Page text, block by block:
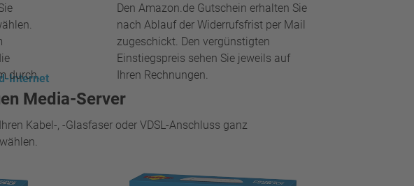
durch.
Den Amazon.de Gutschein erhalten Sie
nach Ablauf der Widerrufsfrist per Mail
zugeschickt. Den vergünstigten
Einstiegspreis sehen Sie jeweils auf
Ihren Rechnungen.
Internet
Media-Server
Kabel-, -Glasfaser oder VDSL-Anschluss ganz